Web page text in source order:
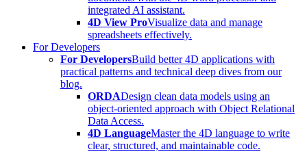
integrated AI assistant.
4D View ProVisualize data and manage
spreadsheets effectively.
For Developers
For DevelopersBuild better 4D applications with
practical patterns and technical deep dives from our
blog.
ORDADesign clean data models using an
object-oriented approach with Object Relational
Data Access.
4D LanguageMaster the 4D language to write
clear, structured, and maintainable code.